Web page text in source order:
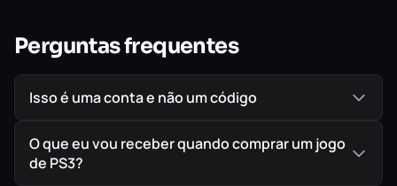
foram melhorados.
Perguntas frequentes
Isso é uma conta e não um código
O que eu vou receber quando comprar um jogo
de PS3?